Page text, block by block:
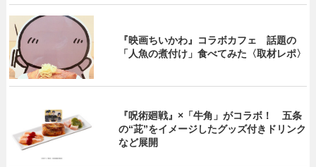
『映画ちいかわ』コラボカフェ 話題の
「人魚の煮付け」食べてみた〈取材レポ〉
『呪術廻戦』×「牛角」がコラボ！ 五条
の“茈”をイメージしたグッズ付きドリンク
など展開